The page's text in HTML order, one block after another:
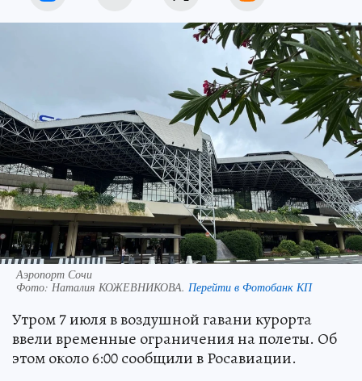
Аэропорт Сочи
Фото: Наталия КОЖЕВНИКОВА. Перейти в Фотобанк КП
Утром 7 июля в воздушной гавани курорта
ввели временные ограничения на полеты. Об
этом около 6:00 сообщили в Росавиации.